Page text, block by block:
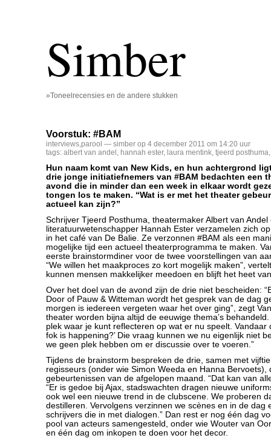
Simber
»Toneelrecensies en de andere stukken
Voorstuk: #BAM
interviews,parool — simber op 4 december 2011 om 14:20 uur
tags: albert van andel , hannah ester, laura mentink, tjeerd posthuma
Hun naam komt van New Kids, en hun achtergrond
drie jonge initiatiefnemers van #BAM bedachten een
avond die in minder dan een week in elkaar wordt
tongen los te maken. “Wat is er met het theater
actueel kan zijn?”
Schrijver Tjeerd Posthuma, theatermaker Albert van Andel
literatuurwetenschapper Hannah Ester verzamelen zich
in het café van De Balie. Ze verzonnen #BAM als een
mogelijke tijd een actueel theaterprogramma te maken.
eerste brainstormdiner voor de twee voorstellingen van
“We willen het maakproces zo kort mogelijk maken”,
kunnen mensen makkelijker meedoen en blijft het heet
Over het doel van de avond zijn de drie niet bescheiden:
Door of Pauw & Witteman wordt het gesprek van de dag
morgen is iedereen vergeten waar het over ging”, zegt
theater worden bijna altijd de eeuwige thema’s
plek waar je kunt reflecteren op wat er nu speelt. Vandaar
fok is happening?’ Die vraag kunnen we nu eigenlijk niet
we geen plek hebben om er discussie over te voeren.”
Tijdens de brainstorm bespreken de drie, samen met
regisseurs (onder wie Simon Weeda en Hanna Bervoets),
gebeurtenissen van de afgelopen maand. “Dat kan van
“Er is gedoe bij Ajax, stadswachten dragen nieuwe
ook wel een nieuwe trend in de clubscene. We proberen
destilleren. Vervolgens verzinnen we scènes en in de dag
schrijvers die in met dialogen.” Dan rest er nog één dag
pool van acteurs samengesteld, onder wie Wouter van
en één dag om inkopen te doen voor het decor.